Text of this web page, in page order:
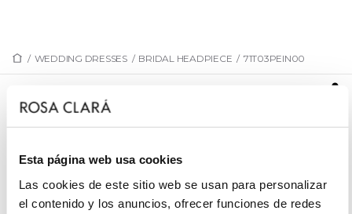
Esta página web usa cookies
Las cookies de este sitio web se usan para personalizar
el contenido y los anuncios, ofrecer funciones de redes
/ WEDDING DRESSES / BRIDAL HEADPIECE / 71T03PEIN00
71T03PEIN00
leaves, with glass bead embellishments.